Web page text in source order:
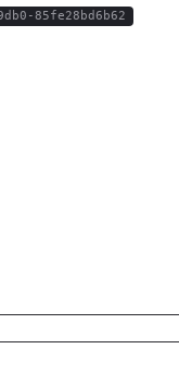
85fe28bd6b62